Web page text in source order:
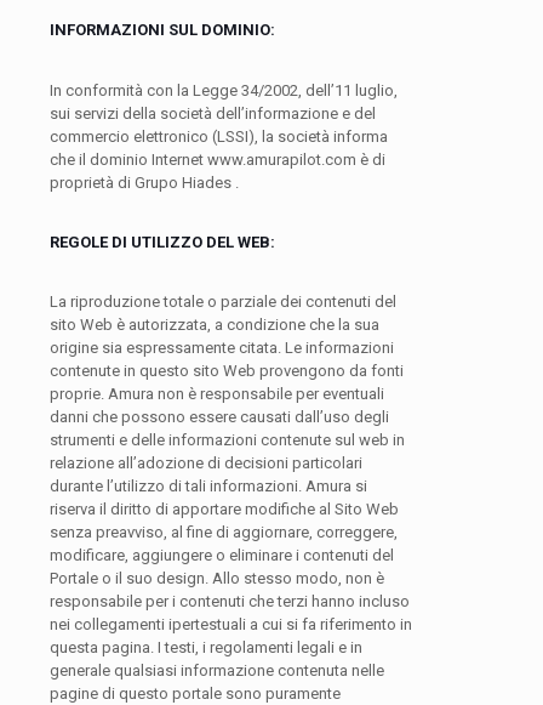
INFORMAZIONI SUL DOMINIO:
In conformità con la Legge 34/2002, dell’11 luglio,
sui servizi della società dell’informazione e del
commercio elettronico (LSSI), la società informa
che il dominio Internet www.amurapilot.com è di
proprietà di Grupo Hiades .
REGOLE DI UTILIZZO DEL WEB:
La riproduzione totale o parziale dei contenuti del
sito Web è autorizzata, a condizione che la sua
origine sia espressamente citata. Le informazioni
contenute in questo sito Web provengono da fonti
proprie. Amura non è responsabile per eventuali
danni che possono essere causati dall’uso degli
strumenti e delle informazioni contenute sul web in
relazione all’adozione di decisioni particolari
durante l’utilizzo di tali informazioni. Amura si
riserva il diritto di apportare modifiche al Sito Web
senza preavviso, al fine di aggiornare, correggere,
modificare, aggiungere o eliminare i contenuti del
Portale o il suo design. Allo stesso modo, non è
responsabile per i contenuti che terzi hanno incluso
nei collegamenti ipertestuali a cui si fa riferimento in
questa pagina. I testi, i regolamenti legali e in
generale qualsiasi informazione contenuta nelle
pagine di questo portale sono puramente